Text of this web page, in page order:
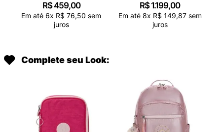
R$459,00
Em até 6x R$ 76,50 sem
juros
R$ 1.199,00
Em até 8x R$ 149,87sem
juros
Complete seu Look: